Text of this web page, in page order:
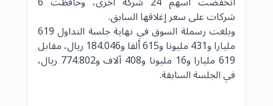
شركات على سعر إغلاقها السابق.
وبلغت رسملة السوق في نهاية جلسة التداول 619
مليارا و431 مليونا و615 ألفا و184.046 ريال، مقابل
619 مليارا و16 مليونا و408 آلاف و774.802 ريال،
في الجلسة السابقة.